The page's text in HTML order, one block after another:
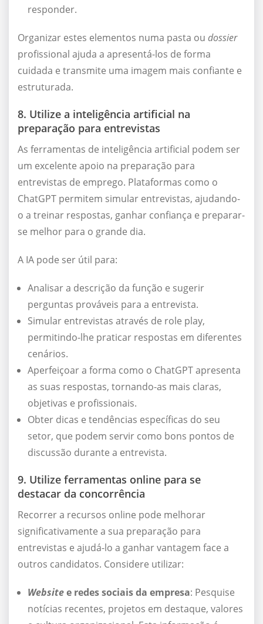
responder.
Organizar estes elementos numa pasta ou dossier
profissional ajuda a apresentá-los de forma
cuidada e transmite uma imagem mais confiante e
estruturada.
8. Utilize a inteligência artificial na
preparação para entrevistas
As ferramentas de inteligência artificial podem ser
um excelente apoio na preparação para
entrevistas de emprego. Plataformas como o
ChatGPT permitem simular entrevistas, ajudando-
o a treinar respostas, ganhar confiança e preparar-
se melhor para o grande dia.
A IA pode ser útil para:
Analisar a descrição da função e sugerir
perguntas prováveis para a entrevista.
Simular entrevistas através de role play,
permitindo-lhe praticar respostas em diferentes
cenários.
Aperfeiçoar a forma como o ChatGPT apresenta
as suas respostas, tornando-as mais claras,
objetivas e profissionais.
Obter dicas e tendências específicas do seu
setor, que podem servir como bons pontos de
discussão durante a entrevista.
9. Utilize ferramentas online para se
destacar da concorrência
Recorrer a recursos online pode melhorar
significativamente a sua preparação para
entrevistas e ajudá-lo a ganhar vantagem face a
outros candidatos. Considere utilizar:
Websitee redes sociais da empresa: Pesquise
notícias recentes, projetos em destaque, valores